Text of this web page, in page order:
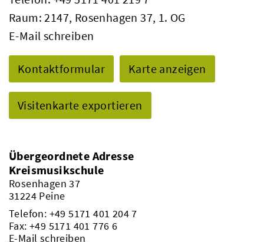
Raum: 2147, Rosenhagen 37, 1. OG
E-Mail schreiben
Kontaktformular Karte anzeigen
Visitenkarte exportieren
Übergeordnete Adresse
Kreismusikschule
Rosenhagen 37
31224 Peine
Telefon: +49 5171 401 204 7
Fax: +49 5171 401 776 6
E-Mail schreiben